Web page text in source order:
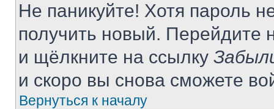
Не паникуйте! Хотя пароль
получить новый. Перейдите
и щёлкните на ссылку
и скоро вы снова сможете
Вернуться к началу